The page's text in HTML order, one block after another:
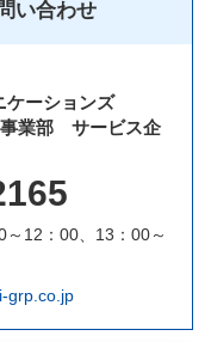
い合わせ
ケーションズ
事業部 サービス企
12：00、13：00～
grp.co.jp